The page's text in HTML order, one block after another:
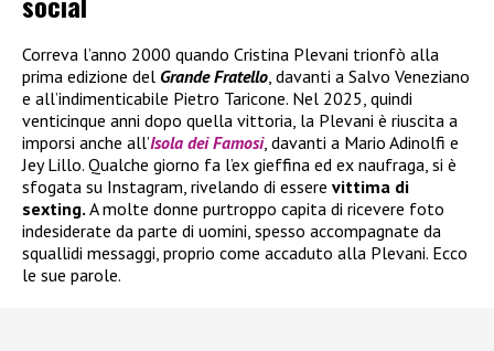
Correva l’anno 2000 quando Cristina Plevani trionfò alla
prima edizione del Grande Fratello , davanti a Salvo Veneziano
e all’indimenticabile Pietro Taricone. Nel 2025, quindi
venticinque anni dopo quella vittoria, la Plevani è riuscita a
imporsi anche all’Isola dei Famosi, davanti a Mario Adinolfi e
Jey Lillo. Qualche giorno fa l’ex gieffina ed ex naufraga, si è
sfogata su Instagram, rivelando di essere vittima di
sexting. A molte donne purtroppo capita di ricevere foto
indesiderate da parte di uomini, spesso accompagnate da
squallidi messaggi, proprio come accaduto alla Plevani. Ecco
le sue parole.